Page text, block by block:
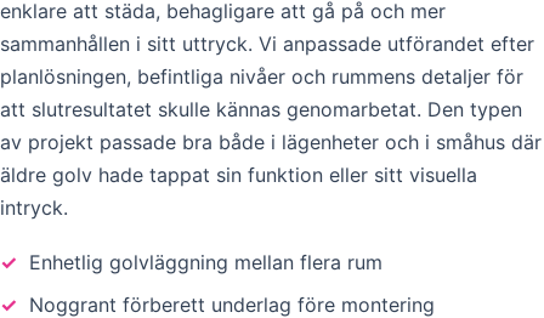
enklare att städa, behagligare att gå på och mer
sammanhållen i sitt uttryck. Vi anpassade utförandet efter
planlösningen, befintliga nivåer och rummens detaljer för
att slutresultatet skulle kännas genomarbetat. Den typen
av projekt passade bra både i lägenheter och i småhus där
äldre golv hade tappat sin funktion eller sitt visuella
intryck.
✓ Enhetlig golvläggning mellan flera rum
✓ Noggrant förberett underlag före montering